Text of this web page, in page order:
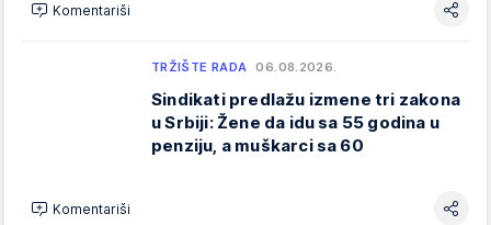
Komentariši
TRŽIŠTE RADA 06.08.2026.
Sindikati predlažu izmene tri zakona
u Srbiji: Žene da idu sa 55 godina u
penziju, a muškarci sa 60
Komentariši